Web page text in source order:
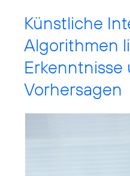
Künstliche
Algorithmen
Erkenntnisse
Vorhersagen